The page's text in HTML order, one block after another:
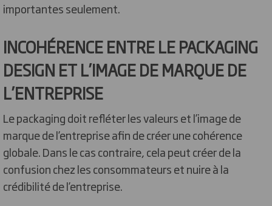
importantes seulement.
INCOHÉRENCE ENTRE LE PACKAGING
DESIGN ET L’IMAGE DE MARQUE DE
L’ENTREPRISE
Le packaging doit refléter les valeurs et l’image de
marque de l’entreprise afin de créer une cohérence
globale. Dans le cas contraire, cela peut créer de la
confusion chez les consommateurs et nuire à la
crédibilité de l’entreprise.